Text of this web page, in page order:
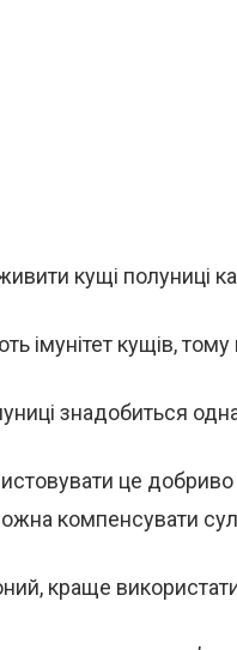
кущі полуниці
імунітет кущів,
знадобиться
це
компенсувати
краще